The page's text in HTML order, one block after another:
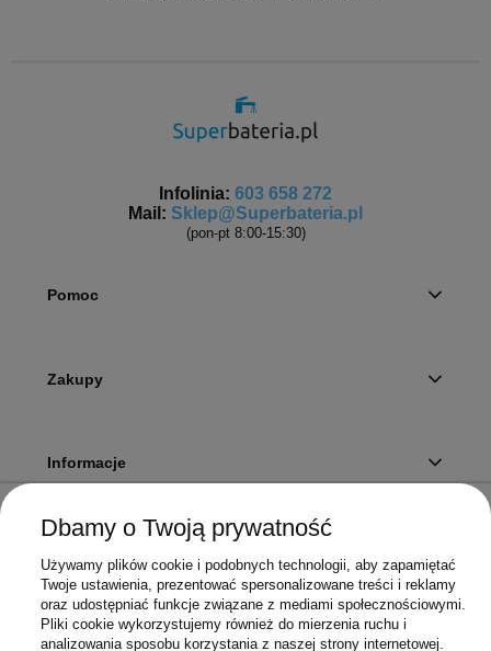
Infolinia: 603 658 272
Mail: Sklep@Superbateria.pl
(pon-pt 8:00-15:30)
Pomoc
Zakupy
Informacje
Twoje konto
Sklep
Dbamy o Twoją prywatność
Używamy plików cookie i podobnych technologii, aby zapamiętać
Twoje ustawienia, prezentować spersonalizowane treści i reklamy
oraz udostępniać funkcje związane z mediami społecznościowymi.
Pliki cookie wykorzystujemy również do mierzenia ruchu i
analizowania sposobu korzystania z naszej strony internetowej.